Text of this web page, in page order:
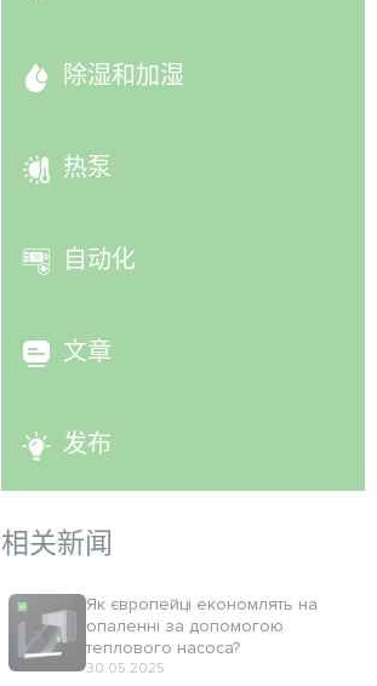
除湿和加湿
热泵
自动化
文章
发布
相关新闻
Як європейці економлять на
опаленні за допомогою
теплового насоса?
30.05.2025